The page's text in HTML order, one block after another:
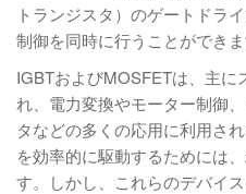
トランジスタ）のゲートドラ
制御を同時に行うことができま
IGBTおよびMOSFETは、主に
れ、電力変換やモーター制御
タなどの多くの応用に利用さ
を効率的に駆動するためには
す。しかし、これらのデバイ